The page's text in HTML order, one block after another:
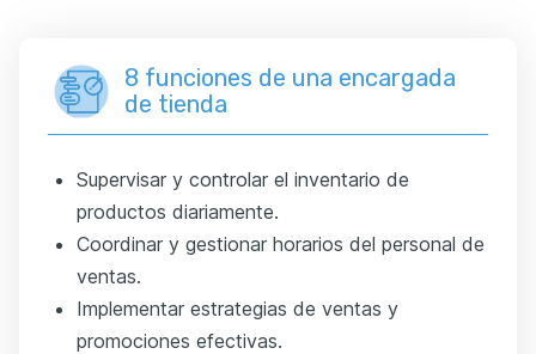
8 funciones de una encargada
de tienda
Supervisar y controlar el inventario de
productos diariamente.
Coordinar y gestionar horarios del personal de
ventas.
Implementar estrategias de ventas y
promociones efectivas.